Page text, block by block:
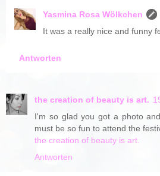
Yasmina Rosa Wölkchen
It was a really nice and funny
Antworten
the creation of beauty is art.
I'm so glad you got a photo
must be so fun to attend the
the creation of beauty is art.
Antworten